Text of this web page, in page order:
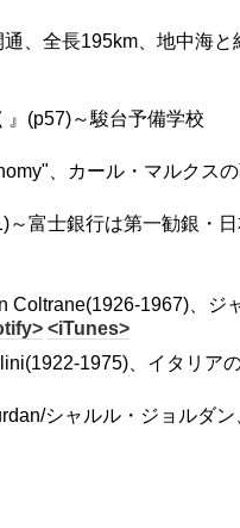
、全長195km、地中海
』(p57)～駿台予備学校
、カール・マルクス
富士銀行は第一勧銀・
Coltrane(1926-1967)、ジ
<iTunes>
1975)、イタリア
シャルル・ジョルダ